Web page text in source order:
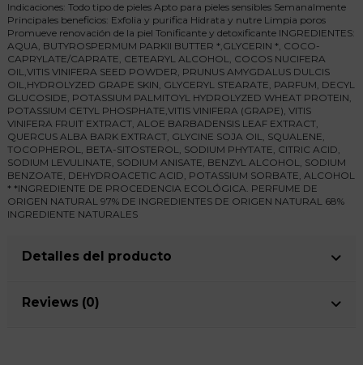
Indicaciones: Todo tipo de pieles Apto para pieles sensibles Semanalmente
Principales beneficios: Exfolia y purifica Hidrata y nutre Limpia poros
Promueve renovación de la piel Tonificante y detoxificante INGREDIENTES:
AQUA, BUTYROSPERMUM PARKII BUTTER *,GLYCERIN *, COCO-
CAPRYLATE/CAPRATE, CETEARYL ALCOHOL, COCOS NUCIFERA
OIL,VITIS VINIFERA SEED POWDER, PRUNUS AMYGDALUS DULCIS
OIL,HYDROLYZED GRAPE SKIN, GLYCERYL STEARATE, PARFUM, DECYL
GLUCOSIDE, POTASSIUM PALMITOYL HYDROLYZED WHEAT PROTEIN,
POTASSIUM CETYL PHOSPHATE,VITIS VINIFERA (GRAPE), VITIS
VINIFERA FRUIT EXTRACT, ALOE BARBADENSIS LEAF EXTRACT,
QUERCUS ALBA BARK EXTRACT, GLYCINE SOJA OIL, SQUALENE,
TOCOPHEROL, BETA-SITOSTEROL, SODIUM PHYTATE, CITRIC ACID,
SODIUM LEVULINATE, SODIUM ANISATE, BENZYL ALCOHOL, SODIUM
BENZOATE, DEHYDROACETIC ACID, POTASSIUM SORBATE, ALCOHOL
* *INGREDIENTE DE PROCEDENCIA ECOLÓGICA. PERFUME DE
ORIGEN NATURAL 97% DE INGREDIENTES DE ORIGEN NATURAL 68%
INGREDIENTE NATURALES
Detalles del producto
Reviews (0)